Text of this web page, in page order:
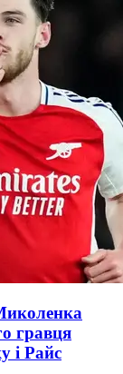
гравця
і Райс